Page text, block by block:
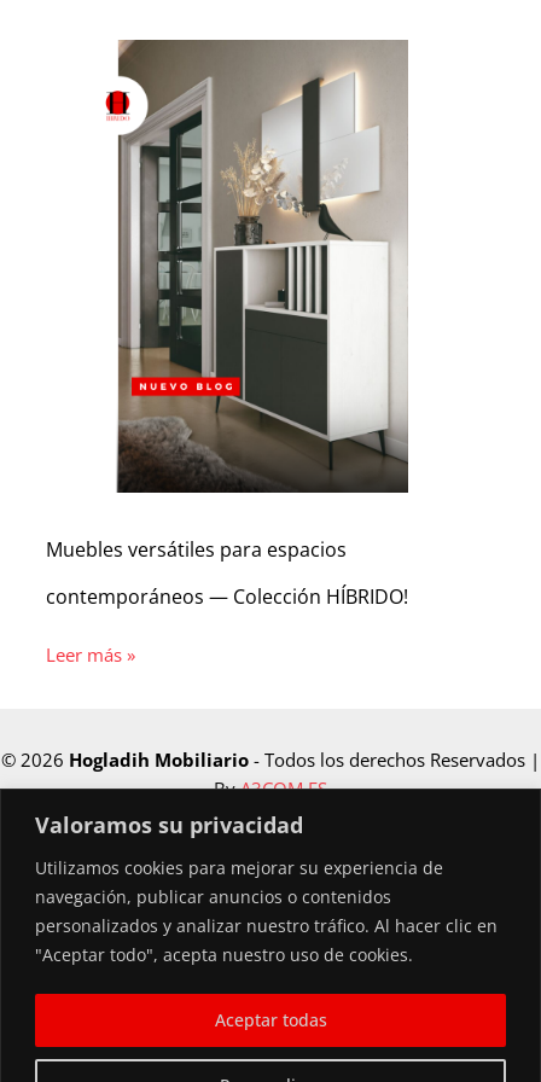
Valoramos su privacidad
Utilizamos cookies para mejorar su experiencia de
navegación, publicar anuncios o contenidos
personalizados y analizar nuestro tráfico. Al hacer clic en
"Aceptar todo", acepta nuestro uso de cookies.
Aceptar todas
Muebles versátiles para espacios
contemporáneos — Colección HÍBRIDO!
versátiles
contemporáneos
Leer más »
© 2026 Hogladih Mobiliario - Todos los derechos Reservados |
ByA3COM.ES
Financiado por la Unión Europea –
NextGenerationEU